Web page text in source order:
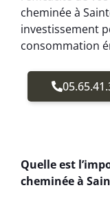
cheminée à
investissement
consommation
Quelle est
cheminée à